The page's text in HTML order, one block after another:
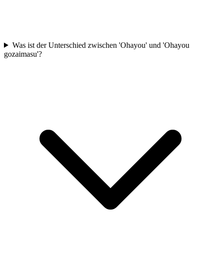
Was ist der Unterschied zwischen 'Ohayou' und 'Ohayou
gozaimasu'?